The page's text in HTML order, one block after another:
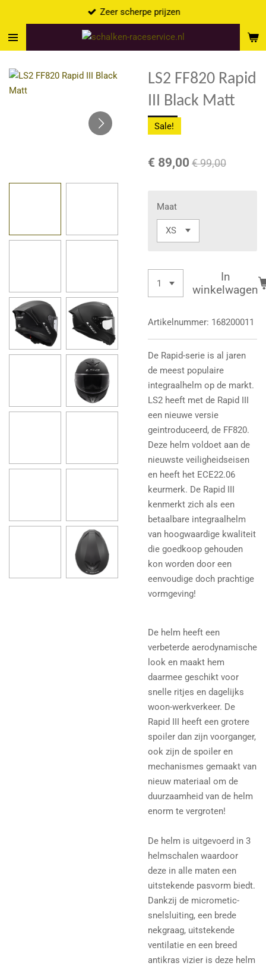
naar
hoofdinhoud
Zeer scherpe prijzen
LS2 FF820 Rapid
III Black Matt
Sale!
€ 89,00 € 99,00
Maat
In
winkelwagen
Artikelnummer: 168200011
De Rapid-serie is al jaren
de meest populaire
integraalhelm op de markt.
LS2 heeft met de Rapid III
een nieuwe versie
geintroduceerd, de FF820.
Deze helm voldoet aan de
nieuwste veiligheidseisen
en heeft het ECE22.06
keurmerk. De Rapid III
kenmerkt zich als een
betaalbare integraalhelm
van hoogwaardige kwaliteit
die goedkoop gehouden
kon worden door een
eenvoudige doch prachtige
vormgeving!
De helm heeft een
verbeterde aerodynamische
look en maakt hem
daarmee geschikt voor
snelle ritjes en dagelijks
woon-werkverkeer. De
Rapid III heeft een grotere
spoiler dan zijn voorganger,
ook zijn de spoiler en
mechanismes gemaakt van
nieuw materiaal om de
duurzaamheid van de helm
enorm te vergroten!
De helm is uitgevoerd in 3
helmschalen waardoor
deze in alle maten een
uitstekende pasvorm biedt.
Dankzij de micrometic-
snelsluiting, een brede
nekgraag, uitstekende
ventilatie en een breed
antikras vizier is deze helm